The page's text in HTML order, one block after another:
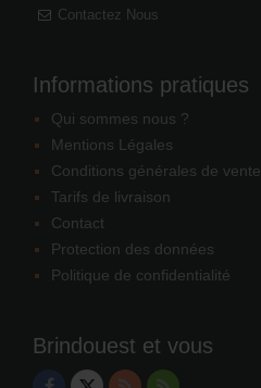
Contactez Nous
Informations pratiques
Qui sommes nous ?
Mentions Légales
Conditions générales de vente
Tarifs de livraison
Contact
Protection des données
Politique de confidentialité
Brindouest et vous